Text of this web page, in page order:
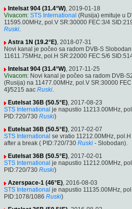
Intelsat 904 (31.4°W), 2019-01-18
Vivacom: STS International (Rusija) emituje u
11595.00MHz, pol.V SR:30000 FEC:3/4
Ruski.
Astra 1N (19.2°E), 2018-07-31
Novi kanal je počeo sa radom DVB-S
11611.75MHz, pol.H SR:22000 FEC:5/6
Intelsat 904 (31.4°W), 2017-11-25
Vivacom: Novi kanal je počeo sa radom DVB-
(Rusija) na 11477.00MHz, pol.V SR:30000
4]/5215 aac Ruski.
Eutelsat 36B (50.5°E), 2017-08-23
STS International je napustio 11213.00MHz,
PID:720/730 Ruski)
Eutelsat 36B (50.5°E), 2017-02-07
STS International se vratio 11212.00MHz,
after a break ( PID:720/730 Ruski - Slobodan).
Eutelsat 36B (50.5°E), 2017-02-01
STS International je napustio 11212.00MHz,
PID:720/730 Ruski)
Azerspace-1 (46°E), 2016-08-03
STS International je napustio 11135.00MHz,
PID:1078/1086 Ruski)